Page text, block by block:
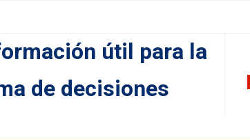
útil para la
de decisiones